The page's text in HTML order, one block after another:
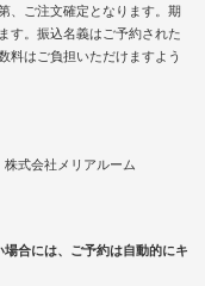
、ご注文確定となります。期
す。振込名義はご予約された
料はご負担いただけますよう
式会社メリアルーム
合には、ご予約は自動的にキ